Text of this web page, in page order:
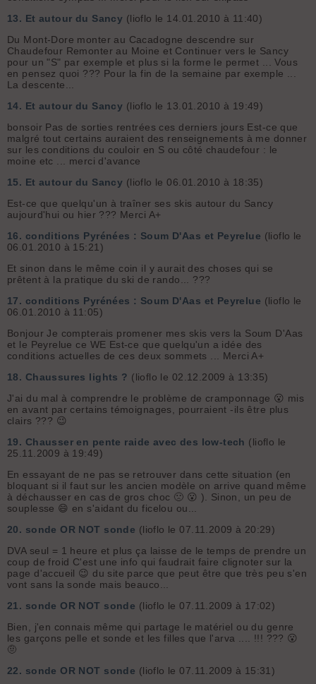
13. Et autour du Sancy (lioflo le 14.01.2010 à 11:40)
Du Mont-Dore monter au Cacadogne descendre sur
Chaudefour Remonter au Moine et Continuer vers le Sancy
pour un "S" par exemple et plus si la forme le permet ... Vous
en pensez quoi ??? Pour la fin de la semaine par exemple ...
La descente...
14. Et autour du Sancy (lioflo le 13.01.2010 à 19:49)
bonsoir Pas de sorties rentrées ces derniers jours Est-ce que
malgré tout certains auraient des renseignements à me donner
sur les conditions du couloir en S ou côté chaudefour : le
moine etc ... merci d'avance
15. Et autour du Sancy (lioflo le 06.01.2010 à 18:35)
Est-ce que quelqu'un à traîner ses skis autour du Sancy
aujourd'hui ou hier ??? Merci A+
16. conditions Pyrénées : Soum D'Aas et Peyrelue (lioflo le
06.01.2010 à 15:21)
Et sinon dans le même coin il y aurait des choses qui se
prêtent à la pratique du ski de rando... ???
17. conditions Pyrénées : Soum D'Aas et Peyrelue (lioflo le
06.01.2010 à 11:05)
Bonjour Je compterais promener mes skis vers la Soum D'Aas
et le Peyrelue ce WE Est-ce que quelqu'un a idée des
conditions actuelles de ces deux sommets ... Merci A+
18. Chaussures lights ? (lioflo le 02.12.2009 à 13:35)
J'ai du mal à comprendre le problème de cramponnage 😮 mis
en avant par certains témoignages, pourraient -ils être plus
clairs ??? 😉
19. Chausser en pente raide avec des low-tech (lioflo le
25.11.2009 à 19:49)
En essayant de ne pas se retrouver dans cette situation (en
bloquant si il faut sur les ancien modèle on arrive quand même
à déchausser en cas de gros choc 🙁 😮 ). Sinon, un peu de
souplesse 😄 en s'aidant du ficelou ou...
20. sonde OR NOT sonde (lioflo le 07.11.2009 à 20:29)
DVA seul = 1 heure et plus ça laisse de le temps de prendre un
coup de froid C'est une info qui faudrait faire clignoter sur la
page d'accueil 😉 du site parce que peut être que très peu s'en
vont sans la sonde mais beauco...
21. sonde OR NOT sonde (lioflo le 07.11.2009 à 17:02)
Bien, j'en connais même qui partage le matériel ou du genre
les garçons pelle et sonde et les filles que l'arva .... !!! ??? 😮
🤨
22. sonde OR NOT sonde (lioflo le 07.11.2009 à 15:31)